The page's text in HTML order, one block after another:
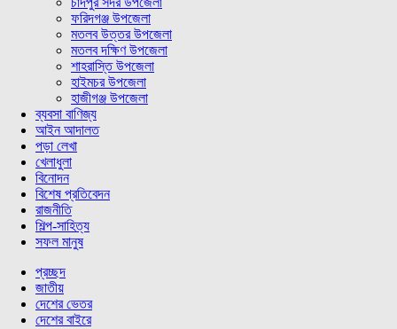
ফরিদগঞ্জ উপজেলা
মতলব উত্তর উপজেলা
মতলব দক্ষিণ উপজেলা
শাহরাস্তি উপজেলা
হাইমচর উপজেলা
হাজীগঞ্জ উপজেলা
ব্যবসা বাণিজ্য
আইন আদালত
পড়া লেখা
খেলাধুলা
বিনোদন
বিশেষ প্রতিবেদন
রাজনীতি
শিল্প-সাহিত্য
সফল মানুষ
প্রচ্ছদ
জাতীয়
দেশের ভেতর
দেশের বাইরে